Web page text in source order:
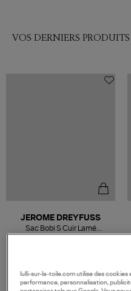
VOS DERNIERS
JEROME DREYFUSS
Sac Bobi S Cuir Lamé
Champagne
lulli-sur-la-toile.com utilise des
performance, personnalisation,